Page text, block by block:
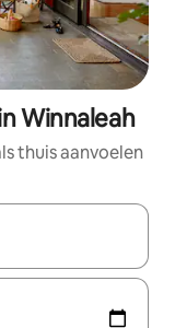
Winnaleah
thuis aanvoelen
maak je een keuze